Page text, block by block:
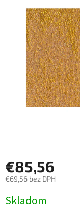
hviezdičiek.
€85,56
€69,56 bez DPH
cena:
Skladom